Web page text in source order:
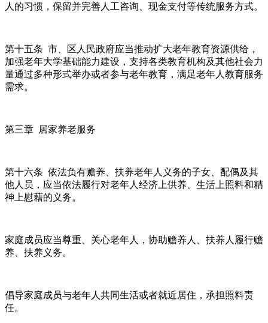
人的习惯，保留并完善人工咨询、现金支付等传统服务方式。
第十五条 市、区人民政府应当推动扩大老年教育资源供给，
加强老年大学基础能力建设，支持各类教育机构及其他社会力
量通过多种形式举办或者参与老年教育，满足老年人教育服务
需求。
第三章 居家养老服务
第十六条 依法负有赡养、扶养老年人义务的子女、配偶及其
他人员，应当依法履行对老年人经济上供养、生活上照料和精
神上慰藉的义务。
家庭成员应当尊重、关心老年人，协助赡养人、扶养人履行赡
养、扶养义务。
倡导家庭成员与老年人共同生活或者就近居住，承担照料责
任。